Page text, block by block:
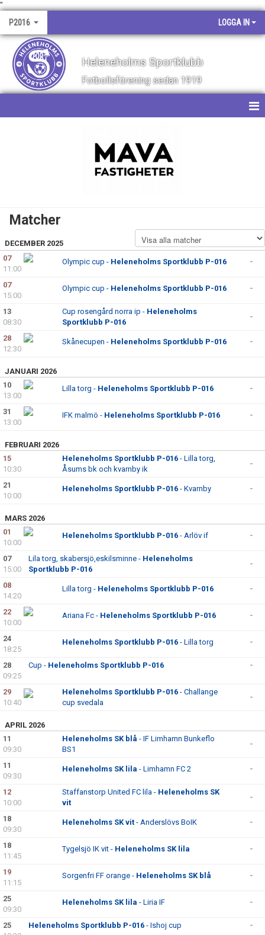
"
P2016 LOGGA IN
Heleneholms Sportklubb
Fotbollsförening sedan 1919
BILDGALLERI
DOKUMENT
KONTAKT
Matcher
DECEMBER 2025
07
11:00
Olympic cup - Heleneholms Sportklubb P-016 -
07
15:00
Olympic cup - Heleneholms Sportklubb P-016 -
13
08:30
Cup rosengård norra ip - Heleneholms
Sportklubb P-016
-
28
12:30
Skånecupen - Heleneholms Sportklubb P-016 -
JANUARI 2026
10
13:00
Lilla torg - Heleneholms Sportklubb P-016 -
31
13:00
IFK malmö - Heleneholms Sportklubb P-016 -
FEBRUARI 2026
15
10:30
Heleneholms Sportklubb P-016 - Lilla torg,
Åsums bk och kvarnby ik
-
21
10:00
Heleneholms Sportklubb P-016 - Kvarnby -
MARS 2026
01
10:00
Heleneholms Sportklubb P-016 - Arlöv if -
07
15:00
Lila torg, skabersjö,eskilsminne - Heleneholms
Sportklubb P-016
-
08
14:20
Lilla torg - Heleneholms Sportklubb P-016 -
22
10:00
Ariana Fc - Heleneholms Sportklubb P-016 -
24
18:25
Heleneholms Sportklubb P-016 - Lilla torg -
28
09:25
Cup - Heleneholms Sportklubb P-016 -
29
10:40
Heleneholms Sportklubb P-016 - Challange
cup svedala
-
APRIL 2026
11
09:30
Heleneholms SK blå - IF Limhamn Bunkeflo
BS1
-
11
09:30
Heleneholms SK lila - Limhamn FC 2 -
12
10:00
Staffanstorp United FC lila - Heleneholms SK
vit
-
18
09:30
Heleneholms SK vit - Anderslövs BoIK -
18
11:45
Tygelsjö IK vit - Heleneholms SK lila -
19
11:15
Sorgenfri FF orange - Heleneholms SK blå -
25
09:30
Heleneholms SK lila - Liria IF -
25
Heleneholms Sportklubb P-016 - Ishoj cup -